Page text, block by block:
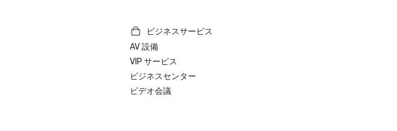
ビジネスサービス
AV 設備
VIP サービス
ビジネスセンター
ビデオ会議